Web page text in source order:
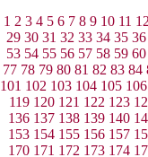
1 2 3 4 5 6 7 8 9 10 11 12
29 30 31 32 33 34 35 36
53 54 55 56 57 58 59 60
77 78 79 80 81 82 83 84
101 102 103 104 105 106
119 120 121 122 123
136 137 138 139 140
153 154 155 156 157
170 171 172 173 174